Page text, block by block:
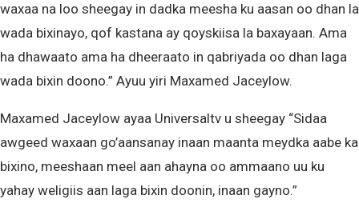
waxaa na loo sheegay in dadka meesha ku aasan oo dhan la
wada bixinayo, qof kastana ay qoyskiisa la baxayaan. Ama
ha dhawaato ama ha dheeraato in qabriyada oo dhan laga
wada bixin doono.” Ayuu yiri Maxamed Jaceylow.
Maxamed Jaceylow ayaa Universaltv u sheegay “Sidaa
awgeed waxaan go’aansanay inaan maanta meydka aabe ka
bixino, meeshaan meel aan ahayna oo ammaano uu ku
yahay weligiis aan laga bixin doonin, inaan gayno.”